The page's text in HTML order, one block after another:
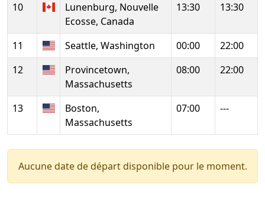
10
Lunenburg, Nouvelle
Ecosse, Canada
13:30 13:30
11 Seattle, Washington 00:00
22:00
12
Provincetown,
Massachusetts
08:00 22:00
13
Boston,
Massachusetts
07:00 ---
Aucune date de départ disponible pour le moment.